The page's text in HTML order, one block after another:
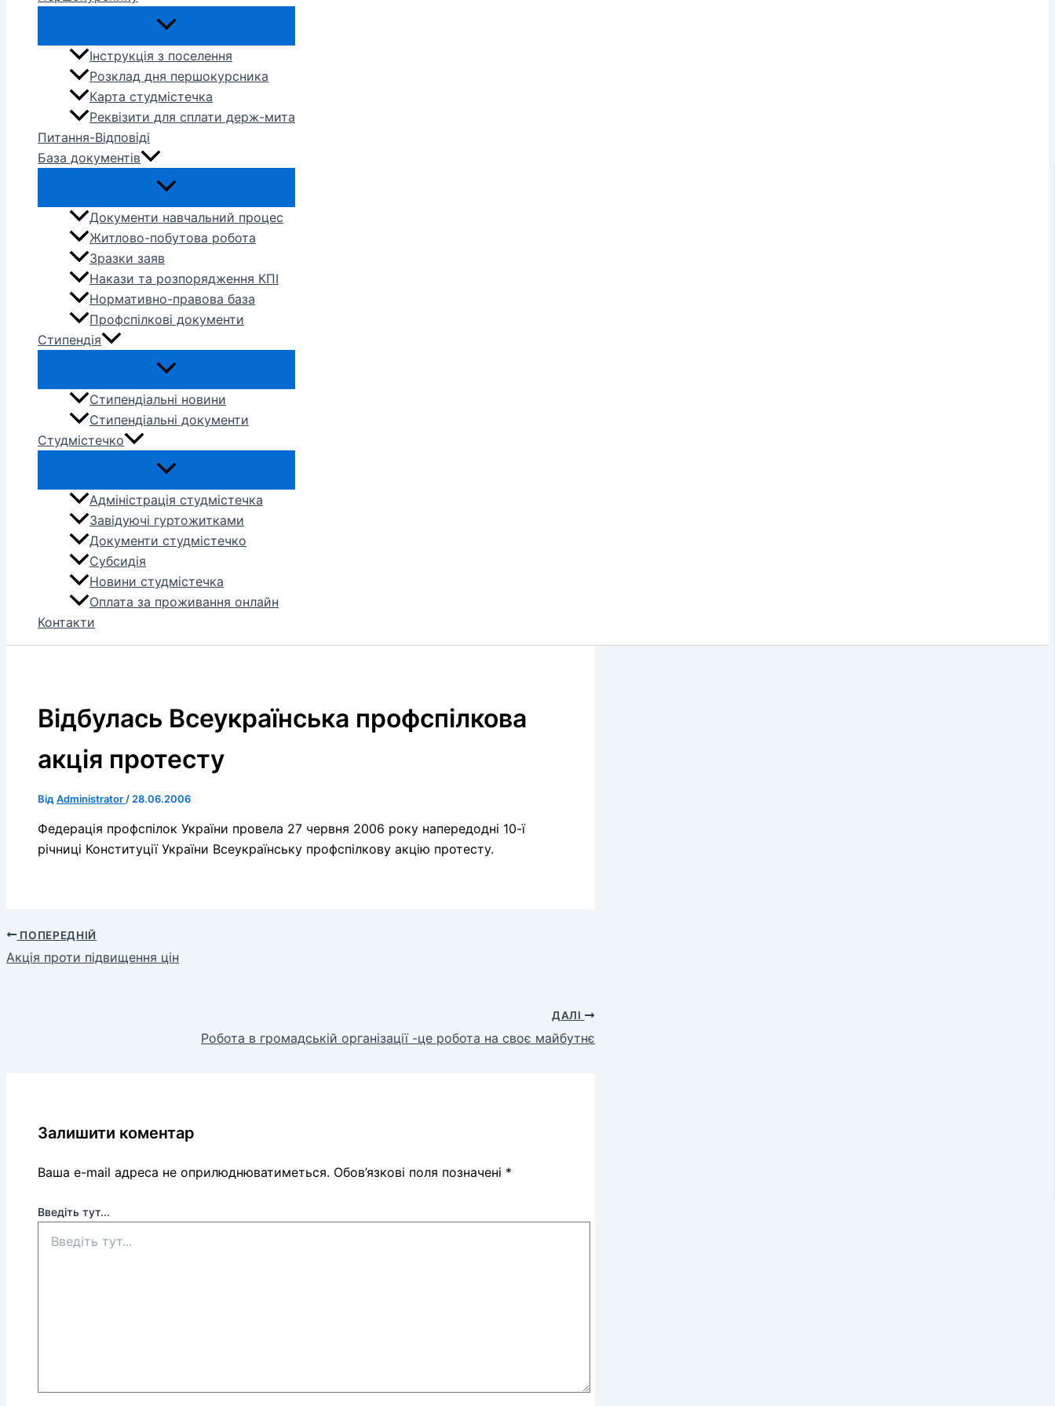
Інструкція з поселення
Розклад дня першокурсника
Карта студмістечка
Реквізити для сплати держ-мита
Питання-Відповіді
База документів
Документи навчальний процес
Житлово-побутова робота
Зразки заяв
Накази та розпорядження КПІ
Нормативно-правова база
Профспілкові документи
Стипендія
Стипендіальні новини
Стипендіальні документи
Студмістечко
Адміністрація студмістечка
Завідуючі гуртожитками
Документи студмістечко
Субсидія
Новини студмістечка
Оплата за проживання онлайн
Контакти
Відбулась Всеукраїнська профспілкова
акція протесту
Від Administrator / 28.06.2006
Федерація профспілок України провела 27 червня 2006 року напередодні 10-ї
річниці Конституції України Всеукраїнську профспілкову акцію протесту.
ПОПЕРЕДНІЙ
Акція проти підвищення цін
ДАЛІ
Робота в громадській організації -це робота на своє майбутнє
Залишити коментар
Ваша e-mail адреса не оприлюднюватиметься. Обов’язкові поля позначені *
Введіть тут...